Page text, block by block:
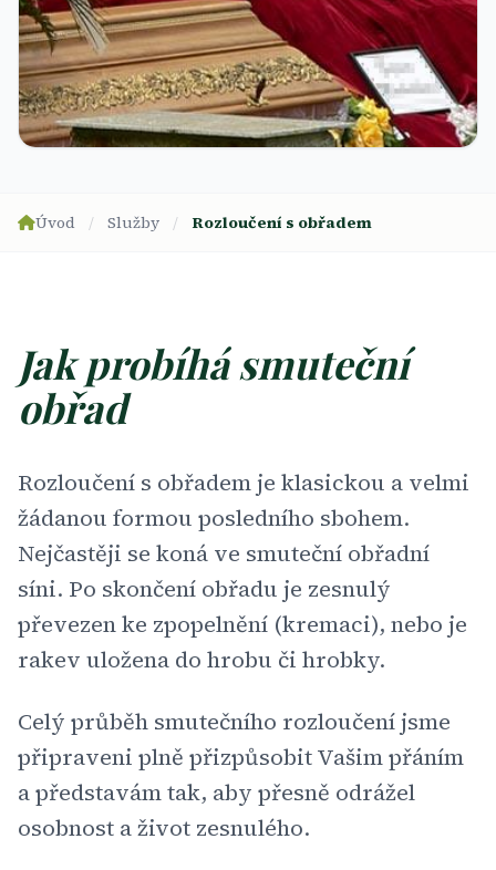
Úvod / Služby / Rozloučení s obřadem
Jak probíhá smuteční
obřad
Rozloučení s obřadem je klasickou a velmi
žádanou formou posledního sbohem.
Nejčastěji se koná ve smuteční obřadní
síni. Po skončení obřadu je zesnulý
převezen ke zpopelnění (kremaci), nebo je
rakev uložena do hrobu či hrobky.
Celý průběh smutečního rozloučení jsme
připraveni plně přizpůsobit Vašim přáním
a představám tak, aby přesně odrážel
osobnost a život zesnulého.